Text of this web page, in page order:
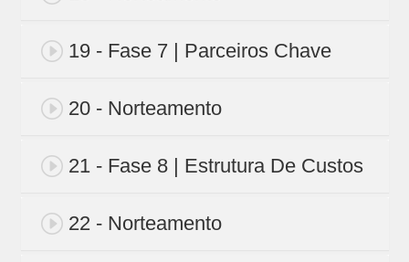
19 - Fase 7 | Parceiros Chave
20 - Norteamento
21 - Fase 8 | Estrutura De Custos
22 - Norteamento